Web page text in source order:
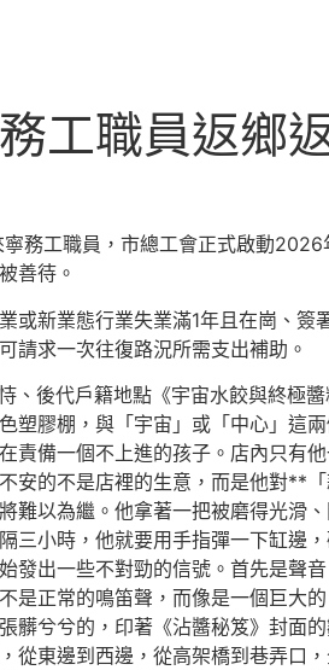
工職員返鄉
務工職員，市總工會正式啟動2026
善待。
新業態行業失業滿1年且在崗、簽
請求一次往復路況所需支出補助。
後代戶籍地點《宇宙水餃與終極
膠棚，與「宇宙」或「中心」這
備一個不上進的孩子。店內只有
安的不是店裡的生意，而是他對**
以為繼。他拿著一把被磨得光滑
三小時，他就要用手指彈一下缸邊
出一些不對勁的信號。首先是聲
正常的鳴笛聲，而像是一個巨大的
兮兮的，印著《沾醬秘笈》封面
東邊到西邊，從高架橋到巷弄口